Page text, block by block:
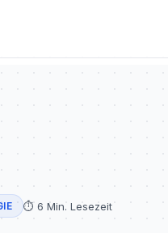
⏱️ 6 Min. Lesezeit